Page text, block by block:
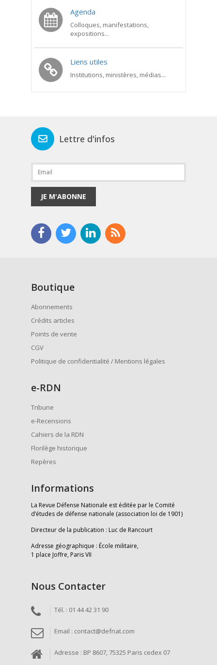
Agenda
Colloques, manifestations,
expositions...
Liens utiles
Institutions, ministères, médias...
Lettre d'infos
JE M'ABONNE
Boutique
Abonnements
Crédits articles
Points de vente
CGV
Politique de confidentialité / Mentions légales
e-RDN
Tribune
e-Recensions
Cahiers de la RDN
Florilège historique
Repères
Informations
La Revue Défense Nationale est éditée par le Comité
d’études de défense nationale (association loi de 1901)
Directeur de la publication : Luc de Rancourt
Adresse géographique : École militaire,
1 place Joffre, Paris VII
Nous Contacter
Tél. : 01 44 42 31 90
Email : contact@defnat.com
Adresse : BP 8607, 75325 Paris cedex 07